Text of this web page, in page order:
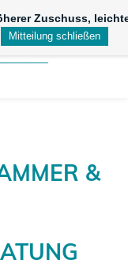
&
Zuschuss,
Mitteilung schließen